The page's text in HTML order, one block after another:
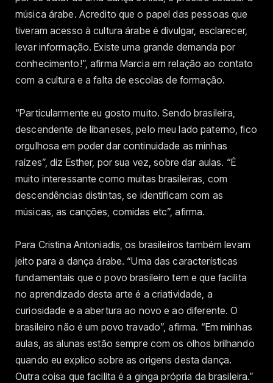
música árabe. Acredito que o papel das pessoas que
tiveram acesso à cultura árabe é divulgar, esclarecer,
levar informação. Existe uma grande demanda por
conhecimento!”, afirma Marcia em relação ao contato
com a cultura e a falta de escolas de formação.
“Particularmente eu gosto muito. Sendo brasileira,
descendente de libaneses, pelo meu lado paterno, fico
orgulhosa em poder dar continuidade as minhas
raízes”, diz Esther, por sua vez, sobre dar aulas. “É
muito interessante como muitas brasileiras, com
descendências distintas, se identificam com as
músicas, as canções, comidas etc”, afirma.
Para Cristina Antoniadis, os brasileiros também levam
jeito para a dança árabe. “Uma das características
fundamentais que o povo brasileiro tem e que facilita
no aprendizado desta arte é a criatividade, a
curiosidade e a abertura ao novo e ao diferente. O
brasileiro não é um povo travado”, afirma. “Em minhas
aulas, as alunas estão sempre com os olhos brilhando
quando eu explico sobre as origens desta dança.
Outra coisa que facilita é a ginga própria da brasileira.”